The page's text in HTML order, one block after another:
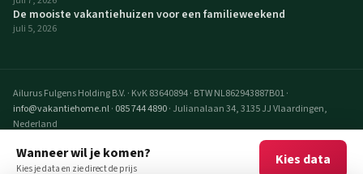
Wanneer wil je komen?
Kies je data en zie direct de prijs
Kies data
De mooiste vakantiehuizen voor een familieweekend
juli 5, 2026
Ailurus Fulgens Holding B.V. · KvK 83640894· BTW NL862943887B01·
info@vakantiehome.nl· 085 744 4890· Julianalaan 34, 3135 JJ Vlaardingen,
Nederland
© 2026 VakantieHome Vakantiehuizen. Alle rechten voorbehouden.
VakantieHome is een realisatie van Ailurus Fulgens Holding B.V.